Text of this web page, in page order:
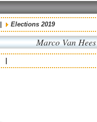
Elections 2019
Marco Van Hees